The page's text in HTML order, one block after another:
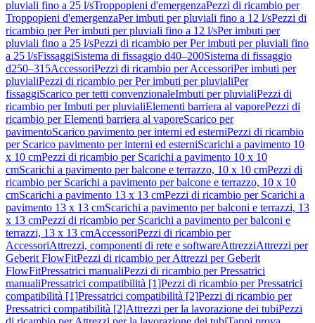
pluviali fino a 25 l/sTroppopieni d'emergenzaPezzi di ricambio per
Troppopieni d'emergenzaPer imbuti per pluviali fino a 12 l/sPezzi di
ricambio per Per imbuti per pluviali fino a 12 l/sPer imbuti per
pluviali fino a 25 l/sPezzi di ricambio per Per imbuti per pluviali fino
a 25 l/sFissaggiSistema di fissaggio d40–200Sistema di fissaggio
d250–315AccessoriPezzi di ricambio per AccessoriPer imbuti per
pluvialiPezzi di ricambio per Per imbuti per pluvialiPer
fissaggiScarico per tetti convenzionaleImbuti per pluvialiPezzi di
ricambio per Imbuti per pluvialiElementi barriera al vaporePezzi di
ricambio per Elementi barriera al vaporeScarico per
pavimentoScarico pavimento per interni ed esterniPezzi di ricambio
per Scarico pavimento per interni ed esterniScarichi a pavimento 10
x 10 cmPezzi di ricambio per Scarichi a pavimento 10 x 10
cmScarichi a pavimento per balcone e terrazzo, 10 x 10 cmPezzi di
ricambio per Scarichi a pavimento per balcone e terrazzo, 10 x 10
cmScarichi a pavimento 13 x 13 cmPezzi di ricambio per Scarichi a
pavimento 13 x 13 cmScarichi a pavimento per balconi e terrazzi, 13
x 13 cmPezzi di ricambio per Scarichi a pavimento per balconi e
terrazzi, 13 x 13 cmAccessoriPezzi di ricambio per
AccessoriAttrezzi, componenti di rete e softwareAttrezziAttrezzi per
Geberit FlowFitPezzi di ricambio per Attrezzi per Geberit
FlowFitPressatrici manualiPezzi di ricambio per Pressatrici
manualiPressatrici compatibilità [1]Pezzi di ricambio per Pressatrici
compatibilità [1]Pressatrici compatibilità [2]Pezzi di ricambio per
Pressatrici compatibilità [2]Attrezzi per la lavorazione dei tubiPezzi